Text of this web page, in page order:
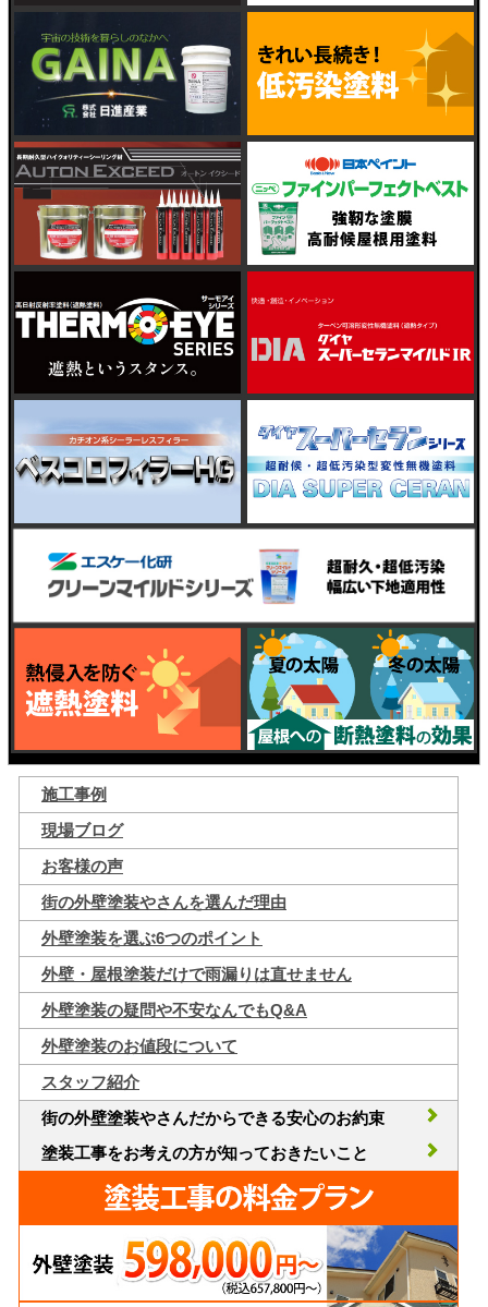
施工事例
現場ブログ
お客様の声
街の外壁塗装やさんを選んだ理由
外壁塗装を選ぶ6つのポイント
外壁・屋根塗装だけで雨漏りは直せません
外壁塗装の疑問や不安なんでもQ&A
外壁塗装のお値段について
スタッフ紹介
街の外壁塗装やさんだからできる安心のお約束
塗装工事をお考えの方が知っておきたいこと